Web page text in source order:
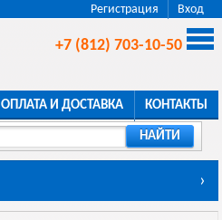
Регистрация Вход
+7 (812) 703-10-50
ОПЛАТА И ДОСТАВКА КОНТАКТЫ
НАЙТИ
›